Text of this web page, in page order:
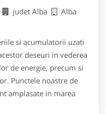
judet Alba
Alba
si acumulatorii uzati
deseuri in vederea
de energie, precum si
Punctele noastre de
amplasate in marea